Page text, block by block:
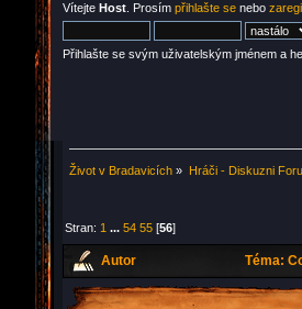
Vítejte Host . Prosím přihlašte se nebo
Přihlašte se svým uživatelským jménem a
Život v Bradavicích » Hráči - Diskuzni
Stran: 1 ...54 55 [56]
Autor Téma: